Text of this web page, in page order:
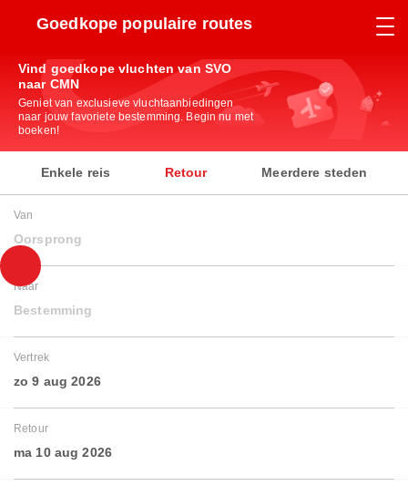
Goedkope populaire routes
Vind goedkope vluchten van SVO
naar CMN
Geniet van exclusieve vluchtaanbiedingen
naar jouw favoriete bestemming. Begin nu met
boeken!
Enkele reis Retour Meerdere steden
Van
Oorsprong
Naar
Bestemming
Vertrek
zo 9 aug 2026
Retour
ma 10 aug 2026